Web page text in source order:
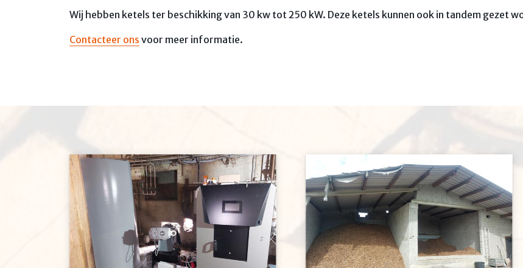
Wij hebben ketels ter beschikking van 30 kw tot 250 kW. Deze ketels kunnen ook in tandem gezet
Contacteer ons voor meer informatie.